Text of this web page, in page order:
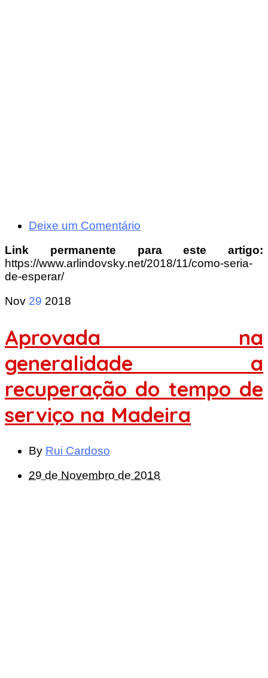
Deixe um Comentário
Link permanente para este artigo:
https://www.arlindovsky.net/2018/11/como-seria-
de-esperar/
Nov 29 2018
Aprovada na
generalidade a
recuperação do tempo de
serviço na Madeira
By Rui Cardoso
29 de Novembro de 2018